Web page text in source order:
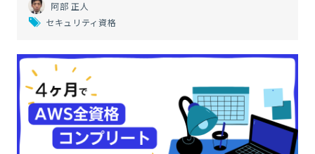
阿部 正人
セキュリティ資格